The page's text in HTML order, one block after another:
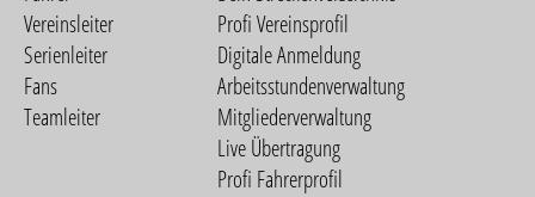
Vereinsleiter
Serienleiter
Fans
Teamleiter
Profi Vereinsprofil
Digitale Anmeldung
Arbeitsstundenverwaltung
Mitgliederverwaltung
Live Übertragung
Profi Fahrerprofil